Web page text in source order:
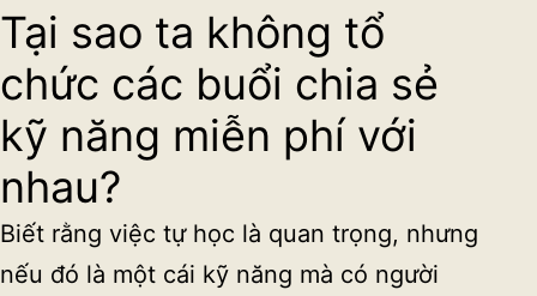
Tại sao ta không tổ
chức các buổi chia sẻ
kỹ năng miễn phí với
nhau?
Biết rằng việc tự học là quan trọng, nhưng
nếu đó là một cái kỹ năng mà có người